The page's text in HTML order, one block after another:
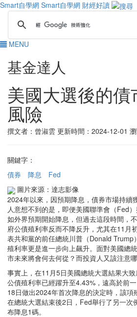
Smart自學網 Smart自學網 財經好讀
MENU
基金達人
美國大選後的債
風險
撰文者：曾淑雲 更新時間：2024-12-01
關鍵字：
債券
降息
Fed
圖片來源：達志影像
2024年以來，因預期降息，債券市場持續
人意想不到的是，即便美國聯準會（Fed
如外界預期開始降息，但過去這段時間，
府公債殖利率反而不降反升，尤其在11月
表共和黨的前任總統川普（Donald Trump
殖利率更是進一步向上飆升。面對美國總
市未來將會何去何從？而投資人又該注意
事實上，在11月5日美國總統大選結果大
公債殖利率已經躍升至4.43%，遠高於前
18日做出2024年首次降息的決定時，該項
在總統大選結束後2日，Fed舉行了另一次
布降息1碼。